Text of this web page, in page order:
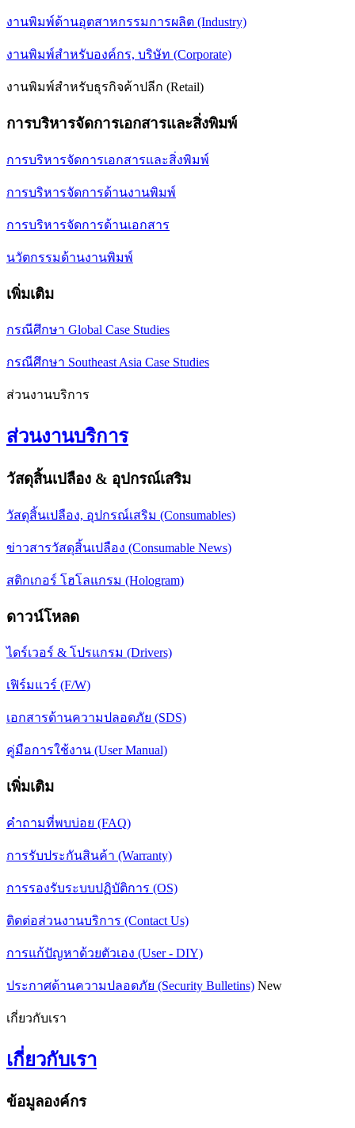
งานพิมพ์ด้านอุตสาหกรรมการผลิต (Industry)
งานพิมพ์สำหรับองค์กร, บริษัท (Corporate)
งานพิมพ์สำหรับธุรกิจค้าปลีก (Retail)
การบริหารจัดการเอกสารและสิ่งพิมพ์
การบริหารจัดการเอกสารและสิ่งพิมพ์
การบริหารจัดการด้านงานพิมพ์
การบริหารจัดการด้านเอกสาร
นวัตกรรมด้านงานพิมพ์
เพิ่มเติม
กรณีศึกษา Global Case Studies
กรณีศึกษา Southeast Asia Case Studies
ส่วนงานบริการ
ส่วนงานบริการ
วัสดุสิ้นเปลือง & อุปกรณ์เสริม
วัสดุสิ้นเปลือง, อุปกรณ์เสริม (Consumables)
ข่าวสารวัสดุสิ้นเปลือง (Consumable News)
สติกเกอร์ โฮโลแกรม (Hologram)
ดาวน์โหลด
ไดร์เวอร์ & โปรแกรม (Drivers)
เฟิร์มแวร์ (F/W)
เอกสารด้านความปลอดภัย (SDS)
คู่มือการใช้งาน (User Manual)
เพิ่มเติม
คำถามที่พบบ่อย (FAQ)
การรับประกันสินค้า (Warranty)
การรองรับระบบปฏิบัติการ (OS)
ติดต่อส่วนงานบริการ (Contact Us)
การแก้ปัญหาด้วยตัวเอง (User - DIY)
ประกาศด้านความปลอดภัย (Security Bulletins) New
เกี่ยวกับเรา
เกี่ยวกับเรา
ข้อมูลองค์กร